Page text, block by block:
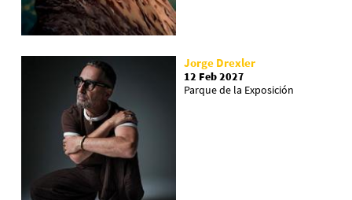
Jorge Drexler
12 Feb 2027
Parque de la Exposición